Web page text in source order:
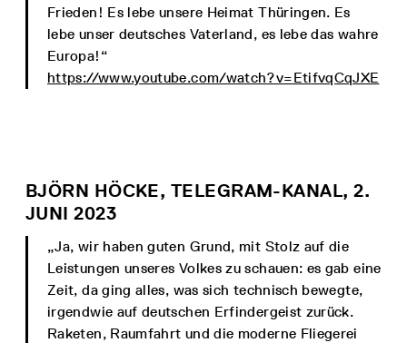
Frieden! Es lebe unsere Heimat Thüringen. Es
lebe unser deutsches Vaterland, es lebe das wahre
Europa!“
https://www.youtube.com/watch?v=EtifvqCqJXE
BJÖRN HÖCKE, TELEGRAM-KANAL, 2.
JUNI 2023
„Ja, wir haben guten Grund, mit Stolz auf die
Leistungen unseres Volkes zu schauen: es gab eine
Zeit, da ging alles, was sich technisch bewegte,
irgendwie auf deutschen Erfindergeist zurück.
Raketen, Raumfahrt und die moderne Fliegerei